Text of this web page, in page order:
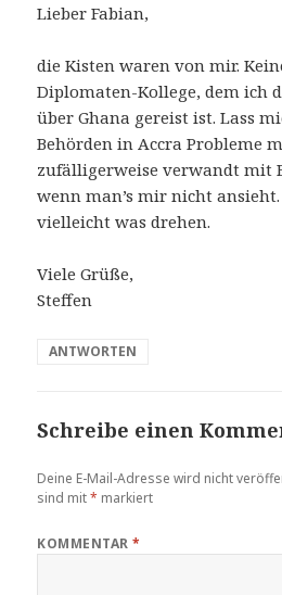
Lieber Fabian,
die Kisten waren von mir.
Diplomaten-Kollege, dem ich
über Ghana gereist ist. Lass
Behörden in Accra Probleme
zufälligerweise verwandt mit
wenn man’s mir nicht
vielleicht was drehen.
Viele Grüße,
Steffen
ANTWORTEN
Schreibe einen
Deine E-Mail-Adresse wird nicht
sind mit* markiert
KOMMENTAR*